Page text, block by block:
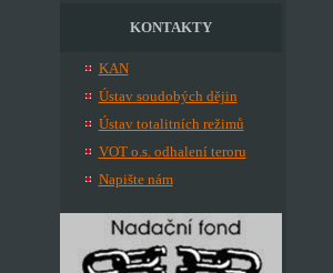
KONTAKTY
KAN
Ústav soudobých dějin
Ústav totalitních režimů
VOT o.s. odhalení teroru
Napište nám